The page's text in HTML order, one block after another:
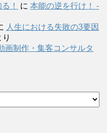
！
に 本能の逆を行け！ -
人生における失敗の3要因
り
画制作・集客コンサルタ